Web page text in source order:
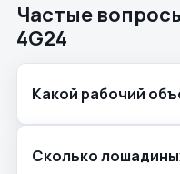
Частые
4G24
Какой рабочий
Сколько